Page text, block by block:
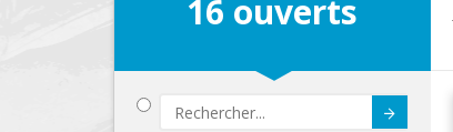
16 ouverts